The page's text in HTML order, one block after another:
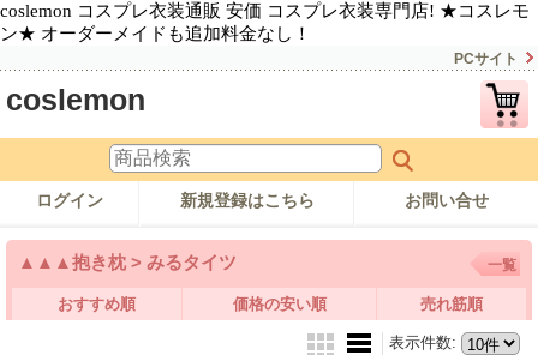
coslemon コスプレ衣装通販 安価 コスプレ衣装専門店! ★コスレモ
ン★ オーダーメイドも追加料金なし！
PCサイト
coslemon
ログイン 新規登録はこちら お問い合せ
▲▲▲抱き枕 > みるタイツ 一覧
おすすめ順 価格の安い順 売れ筋順
表示件数: